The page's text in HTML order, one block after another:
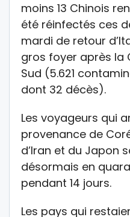
moins 13 Chinois
été réinfectés ces
mardi de retour
gros foyer après la
Sud (5.621
dont 32 décès).
Les voyageurs qui
provenance de
d’Iran et du Japon
désormais en
pendant 14 jours.
Les pays qui